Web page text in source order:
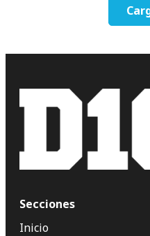
Secciones
Inicio